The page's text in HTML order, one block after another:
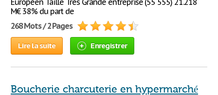
Européen Taille Très Grande entreprise (55 555) 21.218
M€ 38% du part de
268 Mots / 2 Pages
Lire la suite Enregistrer
Boucherie charcuterie en hypermarché